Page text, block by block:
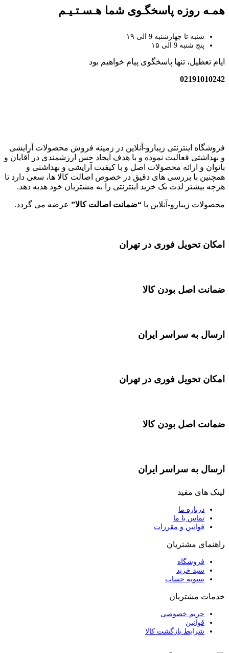
همـه روزه پاسخگـوی شما هـسـتـیـم
شنبه تا چهارشنبه 9 الی ۱۹
پنج شنبه 9 الی ۱۵
ایام تعطیل، تنها پاسخگوی پیام خواهیم بود
02191010242
فروشگاه اینترنتی زیبارو-آنلاین در زمینه فروش محصولات آرایشی
و بهداشتی فعالیت نموده و با هدف ایجاد حس ارزشمندی در آقایان و
بانوان و ارائه محصولات اصل و با کیفیت آرایشی و بهداشتی و
همچنین با بررسی های دقیق در خصوص اصالت کالا ها، سعی دارد تا
هرچه بیشتر لذت یک خرید اینترنتی را به مشتریان خود هدیه دهد.
محصولات زیبارو-آنلاین با “ضمانت اصالت کالا” عرضه می گردد.
امکان تحویل فوری در تهران
ضمانت اصل بودن کالا
ارسال به سراسر ایران
امکان تحویل فوری در تهران
ضمانت اصل بودن کالا
ارسال به سراسر ایران
لینک های مفید
درباره ما
تماس با ما
قوانین و مقررات
راهنمای مشتریان
فروشگاه
سبد خرید
تسویه حساب
خدمات مشتریان
حریم خصوصی
قوانین
شرایط بازگشت کالا